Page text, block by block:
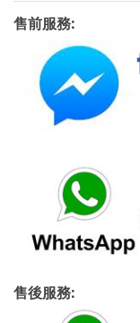
售前服務:
售後服務: